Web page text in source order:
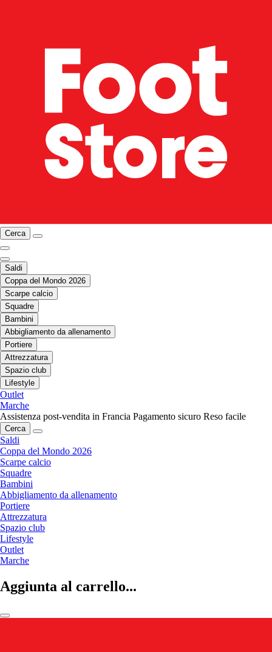
Cerca
Saldi
Coppa del Mondo 2026
Scarpe calcio
Squadre
Bambini
Abbigliamento da allenamento
Portiere
Attrezzatura
Spazio club
Lifestyle
Outlet
Marche
Assistenza post-vendita in Francia Pagamento sicuro Reso facile
Cerca
Saldi
Coppa del Mondo 2026
Scarpe calcio
Squadre
Bambini
Abbigliamento da allenamento
Portiere
Attrezzatura
Spazio club
Lifestyle
Outlet
Marche
Aggiunta al carrello...